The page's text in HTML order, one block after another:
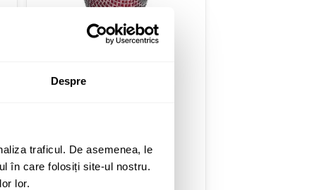
Despre
traficul. De asemenea, le
în care folosiți site-ul nostru.
lor.